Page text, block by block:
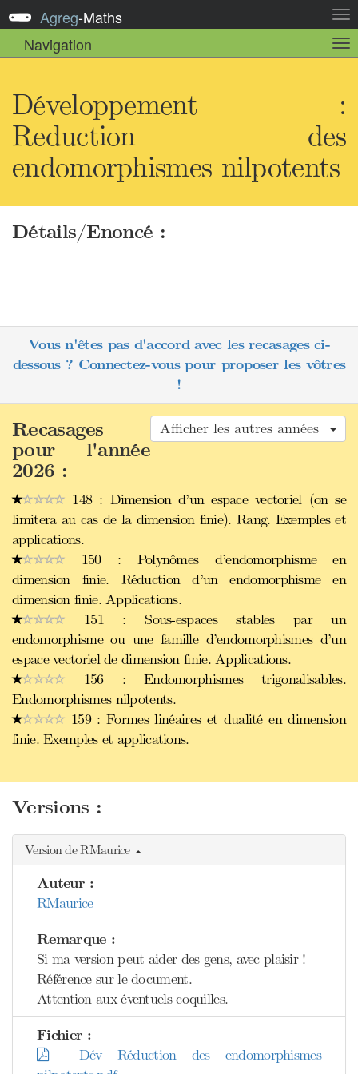
la
Agreg-Maths
Navigation
la
Développement :
Reduction des
endomorphismes nilpotents
Détails/Enoncé :
Vous n'êtes pas d'accord avec les recasages ci-
dessous ? Connectez-vous pour proposer les vôtres
!
Afficher les autres années
Recasages
pour l'année
2026 :
148 : Dimension d’un espace vectoriel (on se
limitera au cas de la dimension finie). Rang. Exemples et
applications.
150 : Polynômes d’endomorphisme en
dimension finie. Réduction d’un endomorphisme en
dimension finie. Applications.
151 : Sous-espaces stables par un
endomorphisme ou une famille d’endomorphismes d’un
espace vectoriel de dimension finie. Applications.
156 : Endomorphismes trigonalisables.
Endomorphismes nilpotents.
159 : Formes linéaires et dualité en dimension
finie. Exemples et applications.
Versions :
Version de RMaurice
Auteur :
RMaurice
Remarque :
Si ma version peut aider des gens, avec plaisir !
Référence sur le document.
Attention aux éventuels coquilles.
Fichier :
Dév Réduction des endomorphismes